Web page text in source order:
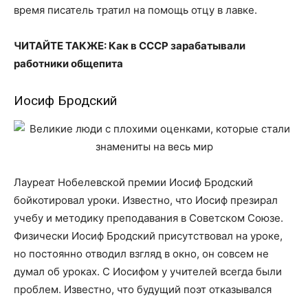
время писатель тратил на помощь отцу в лавке.
ЧИТАЙТЕ ТАКЖЕ: Как в СССР зарабатывали
работники общепита
Иосиф Бродский
Лауреат Нобелевской премии Иосиф Бродский
бойкотировал уроки. Известно, что Иосиф презирал
учебу и методику преподавания в Советском Союзе.
Физически Иосиф Бродский присутствовал на уроке,
но постоянно отводил взгляд в окно, он совсем не
думал об уроках. С Иосифом у учителей всегда были
проблем. Известно, что будущий поэт отказывался